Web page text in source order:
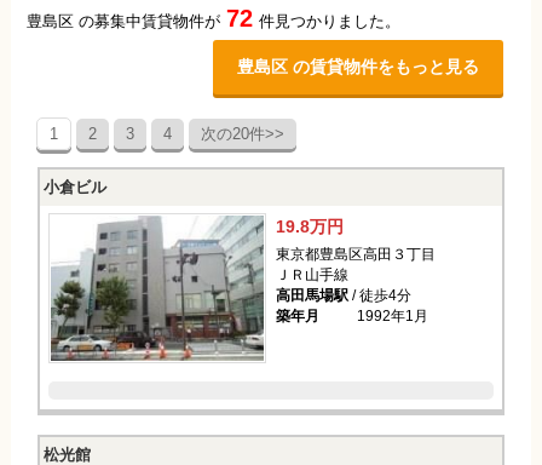
豊島区 の募集中賃貸物件が 72 件見つかりました。
豊島区 の賃貸物件をもっと見る
1 2 3 4 次の20件>>
小倉ビル
19.8万円
東京都豊島区高田３丁目
ＪＲ山手線
高田馬場駅/ 徒歩4分
築年月
1992年1月
松光館